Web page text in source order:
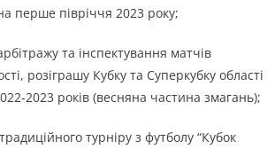
перше півріччя 2023 року;
та інспектування матчів
розіграшу Кубку та Суперкубку області
2023 років (весняна частина змагань);
турніру з футболу “Кубок